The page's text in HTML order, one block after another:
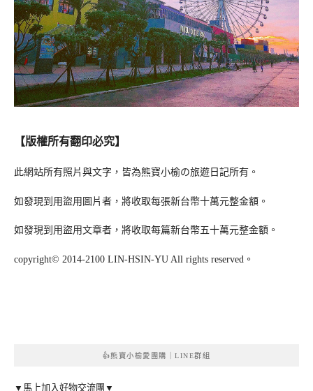
【版權所有翻印必究】
此網站所有照片與文字，皆為熊寶小榆の旅遊日記所有。
如發現到用盜用圖片者，將收取每張新台幣十萬元整金額。
如發現到用盜用文章者，將收取每篇新台幣五十萬元整金額。
copyright© 2014-2100 LIN-HSIN-YU All rights reserved。
👍熊寶小榆愛團購｜LINE群組
▼馬上加入好物交流團▼